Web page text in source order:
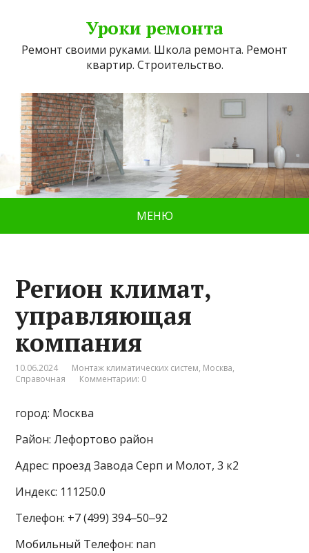
Уроки ремонта
Ремонт своими руками. Школа ремонта. Ремонт
квартир. Строительство.
МЕНЮ
Регион климат,
управляющая
компания
10.06.2024 Монтаж климатических систем, Москва,
Справочная
Комментарии: 0
город: Москва
Район: Лефортово район
Адрес: проезд Завода Серп и Молот, 3 к2
Индекс: 111250.0
Телефон: +7 (499) 394‒50‒92
Мобильный Телефон: nan